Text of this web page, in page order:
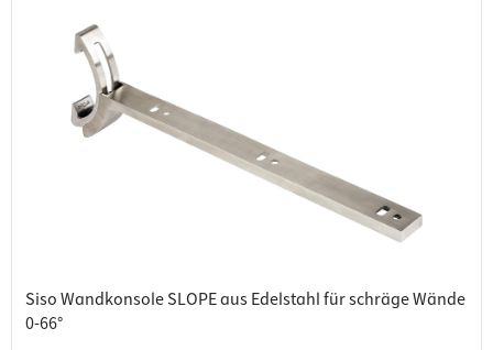
Siso Wandkonsole SLOPE aus Edelstahl für schräge Wände
0-66°